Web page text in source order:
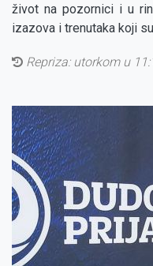
život na pozornici i u
izazova i trenutaka koji
Repriza: utorkom u